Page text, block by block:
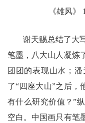
《雄风》
谢天赐总结了大
笔墨，八大山人凝炼
团团的表现山水；
了“四座大山”之后，
有什么研究价值？”
空白。中国画只有笔